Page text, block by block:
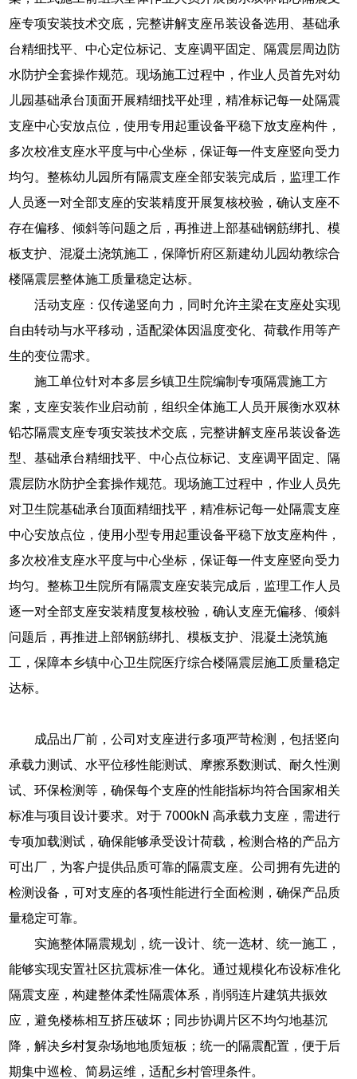
座专项安装技术交底，完整讲解支座吊装设备选用、基础承
台精细找平、中心定位标记、支座调平固定、隔震层周边防
水防护全套操作规范。现场施工过程中，作业人员首先对幼
儿园基础承台顶面开展精细找平处理，精准标记每一处隔震
支座中心安放点位，使用专用起重设备平稳下放支座构件，
多次校准支座水平度与中心坐标，保证每一件支座竖向受力
均匀。整栋幼儿园所有隔震支座全部安装完成后，监理工作
人员逐一对全部支座的安装精度开展复核校验，确认支座不
存在偏移、倾斜等问题之后，再推进上部基础钢筋绑扎、模
板支护、混凝土浇筑施工，保障忻府区新建幼儿园幼教综合
楼隔震层整体施工质量稳定达标。
活动支座：仅传递竖向力，同时允许主梁在支座处实现
自由转动与水平移动，适配梁体因温度变化、荷载作用等产
生的变位需求。
施工单位针对本多层乡镇卫生院编制专项隔震施工方
案，支座安装作业启动前，组织全体施工人员开展衡水双林
铅芯隔震支座专项安装技术交底，完整讲解支座吊装设备选
型、基础承台精细找平、中心点位标记、支座调平固定、隔
震层防水防护全套操作规范。现场施工过程中，作业人员先
对卫生院基础承台顶面精细找平，精准标记每一处隔震支座
中心安放点位，使用小型专用起重设备平稳下放支座构件，
多次校准支座水平度与中心坐标，保证每一件支座竖向受力
均匀。整栋卫生院所有隔震支座安装完成后，监理工作人员
逐一对全部支座安装精度复核校验，确认支座无偏移、倾斜
问题后，再推进上部钢筋绑扎、模板支护、混凝土浇筑施
工，保障本乡镇中心卫生院医疗综合楼隔震层施工质量稳定
达标。
成品出厂前，公司对支座进行多项严苛检测，包括竖向
承载力测试、水平位移性能测试、摩擦系数测试、耐久性测
试、环保检测等，确保每个支座的性能指标均符合国家相关
标准与项目设计要求。对于 7000kN 高承载力支座，需进行
专项加载测试，确保能够承受设计荷载，检测合格的产品方
可出厂，为客户提供品质可靠的隔震支座。公司拥有先进的
检测设备，可对支座的各项性能进行全面检测，确保产品质
量稳定可靠。
实施整体隔震规划，统一设计、统一选材、统一施工，
能够实现安置社区抗震标准一体化。通过规模化布设标准化
隔震支座，构建整体柔性隔震体系，削弱连片建筑共振效
应，避免楼栋相互挤压破坏；同步协调片区不均匀地基沉
降，解决乡村复杂场地地质短板；统一的隔震配置，便于后
期集中巡检、简易运维，适配乡村管理条件。